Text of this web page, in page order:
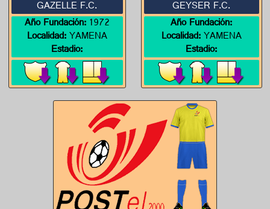
GAZELLE F.C.
Año Fundación:1972
Localidad:YAMENA
Estadio:
GEYSER F.C.
Año Fundación:
Localidad:YAMENA
Estadio: